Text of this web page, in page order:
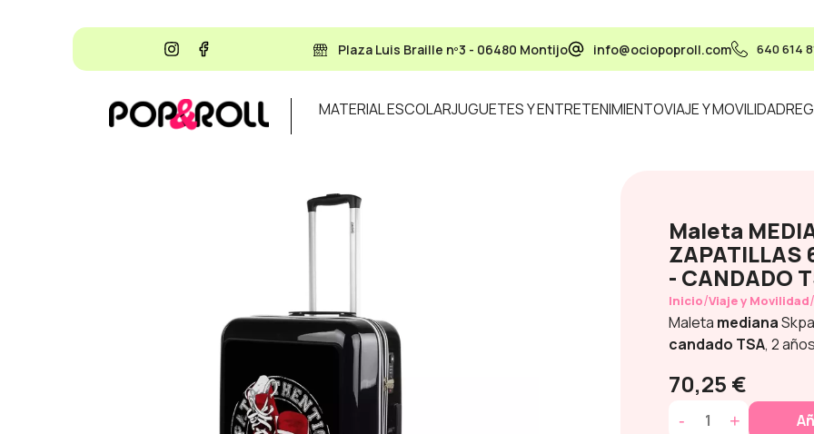
Plaza Luis Braille nº3 - 06480 Montijo info@ociopoproll.com 640 614
MATERIAL ESCOLARJUGUETES Y ENTRETENIMIENTOVIAJE Y MOVILIDAD
Maleta
ZAPATILLAS
- CANDADO
Inicio/Viaje y Movilidad/
Maleta mediana
candado TSA, 2
70,25 €
- +